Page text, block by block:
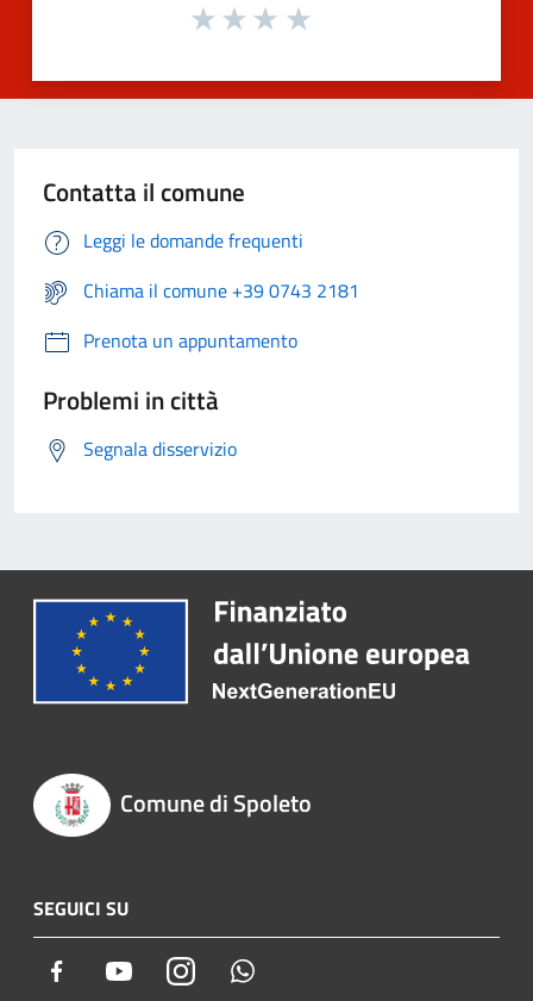
Contatta il comune
Leggi le domande frequenti
Chiama il comune +39 0743 2181
Prenota un appuntamento
Problemi in città
Segnala disservizio
Comune di Spoleto
SEGUICI SU
Facebook YoutubeInstagram